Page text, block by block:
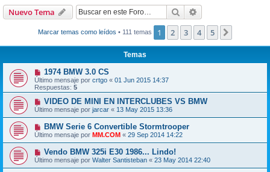
Nuevo Tema Buscar
Marcar temas como leídos • 111 temas 1 2 3 4 5
Temas
1974 BMW 3.0 CS
Último mensaje por crtgo « 01 Jun 2015 14:37
Respuestas: 5
VIDEO DE MINI EN INTERCLUBES VS BMW
Último mensaje por jarcar « 13 May 2015 13:36
BMW Serie 6 Convertible Stormtrooper
Último mensaje por MM.COM « 29 Sep 2014 14:22
Vendo BMW 325i E30 1986... Lindo!
Último mensaje por Walter Santisteban « 23 May 2014 22:40